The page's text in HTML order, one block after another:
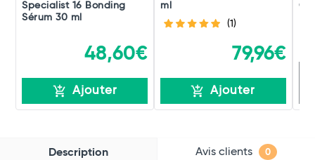
Specialist 16 Bonding
Sérum 30 ml
48,60€
Ajouter
ml
(1)
79,96€
Ajouter
Description Avis clients 0